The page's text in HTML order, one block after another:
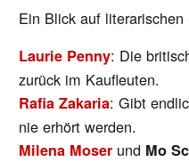
Ein Blick auf
Laurie Penny: Die
zurück im Kaufleuten.
Rafia Zakaria: Gibt
nie erhört werden.
Milena Moser und Mo